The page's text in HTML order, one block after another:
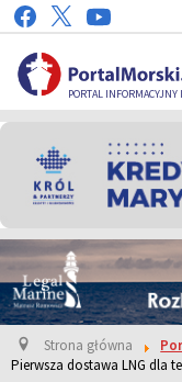
PORTAL
Strona główna
Pierwsza dostawa LNG dla